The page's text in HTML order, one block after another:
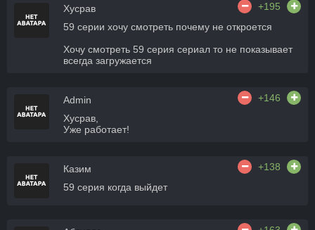
Хусрав
+195
59 серии хочу смотреть почему не откроется
Хочу смотреть 59 серия сериал то не показывает
всегда загружается
Admin
+146
Хусрав,
Уже работает!
Казим
+138
59 серия когда выйдет